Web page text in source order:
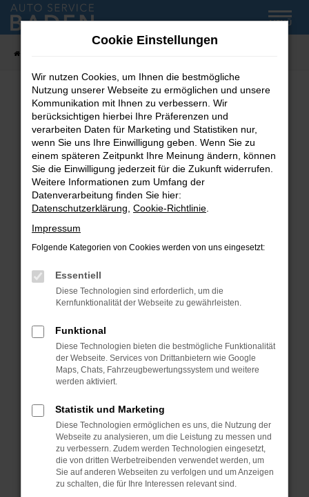
Zum
Hauptinhalt
MENÜ
Fehler: Network Error
Beim Laden ist ein Fehler aufgetreten.
Hier sind ein paar Tipps, die dir helfen können:
Überprüfe deine Firewall und deine
Internetverbindung.
Laden andere Webseiten, zum Beispiel deine
Suchmaschine?
Prüfe deine Browsererweiterungen.
können das Laden bestimmter Seiten
verhindern. Funktioniert die Seite in einem
Fenster?
Starte dein Gerät neu.
Das kann manchmal helfen, vorübergehende
Probleme zu beheben.
Betriebssystem auf dem neuesten Stand
sind.
Veraltete Software birgt nicht nur ein
Sicherheitsrisiko, sondern kann auch dazu
führen, dass bestimmte Funktionen nicht mehr
unterstützt werden.
Cookie Einstellungen
Wir nutzen Cookies, um Ihnen die bestmögliche
Nutzung unserer Webseite zu ermöglichen und unsere
Kommunikation mit Ihnen zu verbessern. Wir
berücksichtigen hierbei Ihre Präferenzen und
verarbeiten Daten für Marketing und Statistiken nur,
wenn Sie uns Ihre Einwilligung geben. Wenn Sie zu
einem späteren Zeitpunkt Ihre Meinung ändern, können
Sie die Einwilligung jederzeit für die Zukunft widerrufen.
Weitere Informationen zum Umfang der
Datenverarbeitung finden Sie hier:
Datenschutzerklärung Cookie-Richtlinie
Impressum
Folgende Kategorien von Cookies werden von uns eingesetzt:
Essentiell
Diese Technologien sind erforderlich, um die
Kernfunktionalität der Webseite zu gewährleisten.
Funktional
Diese Technologien bieten die bestmögliche Funktionalität
der Webseite. Services von Drittanbietern wie Google
Maps, Chats, Fahrzeugbewertungssystem und weitere
werden aktiviert.
Statistik und Marketing
Diese Technologien ermöglichen es uns, die Nutzung der
Webseite zu analysieren, um die Leistung zu messen und
zu verbessern. Zudem werden Technologien eingesetzt,
die von dritten Werbetreibenden verwendet werden, um
Sie auf anderen Webseiten zu verfolgen und um Anzeigen
zu schalten, die für Ihre Interessen relevant sind.